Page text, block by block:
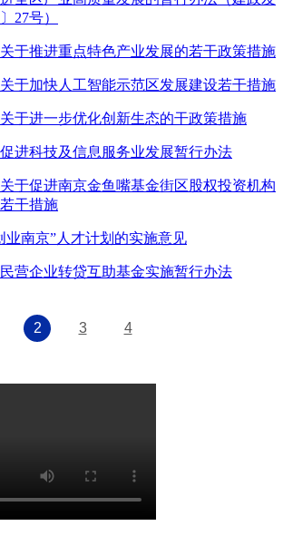
27号）
于推进重点特色产业发展的若干政策措施
于加快人工智能示范区发展建设若干措施
于进一步优化创新生态的干政策措施
进科技及信息服务业发展暂行办法
于促进南京金鱼嘴基金街区股权投资机构
干措施
业南京”人才计划的实施意见
营企业转贷互助基金实施暂行办法
2 3 4